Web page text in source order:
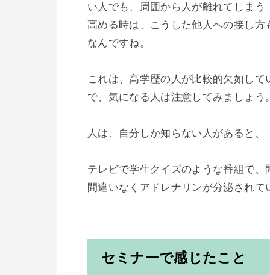
い人でも、周囲から人が離れてしま
高める時は、こうした他人への接し
なんですね。
これは、高学歴の人が比較的欠如し
で、気になる人は注意してみましょう
人は、自分しか知らない人があると
テレビで学生クイズのような番組で
間違いなくアドレナリンが分泌され
セミナーで感じたこと